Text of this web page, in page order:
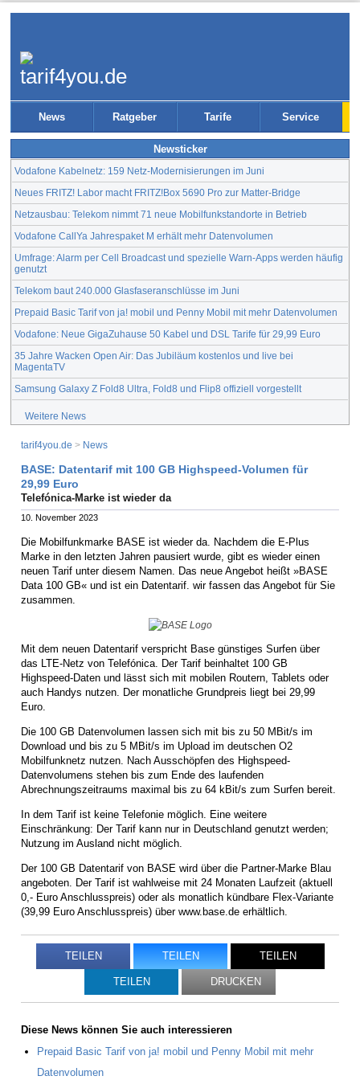
News Ratgeber Tarife Service
Newsticker
Vodafone Kabelnetz: 159 Netz-Modernisierungen im Juni
Neues FRITZ! Labor macht FRITZ!Box 5690 Pro zur Matter-Bridge
Netzausbau: Telekom nimmt 71 neue Mobilfunkstandorte in Betrieb
Vodafone CallYa Jahrespaket M erhält mehr Datenvolumen
Umfrage: Alarm per Cell Broadcast und spezielle Warn-Apps werden häufig
genutzt
Telekom baut 240.000 Glasfaseranschlüsse im Juni
Prepaid Basic Tarif von ja! mobil und Penny Mobil mit mehr Datenvolumen
Vodafone: Neue GigaZuhause 50 Kabel und DSL Tarife für 29,99 Euro
35 Jahre Wacken Open Air: Das Jubiläum kostenlos und live bei
MagentaTV
Samsung Galaxy Z Fold8 Ultra, Fold8 und Flip8 offiziell vorgestellt
Weitere News
tarif4you.de > News
BASE: Datentarif mit 100 GB Highspeed-Volumen für
29,99 Euro
Telefónica-Marke ist wieder da
10. November 2023
Die Mobilfunkmarke BASE ist wieder da. Nachdem die E-Plus
Marke in den letzten Jahren pausiert wurde, gibt es wieder einen
neuen Tarif unter diesem Namen. Das neue Angebot heißt »BASE
Data 100 GB« und ist ein Datentarif. wir fassen das Angebot für Sie
zusammen.
Mit dem neuen Datentarif verspricht Base günstiges Surfen über
das LTE-Netz von Telefónica. Der Tarif beinhaltet 100 GB
Highspeed-Daten und lässt sich mit mobilen Routern, Tablets oder
auch Handys nutzen. Der monatliche Grundpreis liegt bei 29,99
Euro.
Die 100 GB Datenvolumen lassen sich mit bis zu 50 MBit/s im
Download und bis zu 5 MBit/s im Upload im deutschen O2
Mobilfunknetz nutzen. Nach Ausschöpfen des Highspeed-
Datenvolumens stehen bis zum Ende des laufenden
Abrechnungszeitraums maximal bis zu 64 kBit/s zum Surfen bereit.
In dem Tarif ist keine Telefonie möglich. Eine weitere
Einschränkung: Der Tarif kann nur in Deutschland genutzt werden;
Nutzung im Ausland nicht möglich.
Der 100 GB Datentarif von BASE wird über die Partner-Marke Blau
angeboten. Der Tarif ist wahlweise mit 24 Monaten Laufzeit (aktuell
0,- Euro Anschlusspreis) oder als monatlich kündbare Flex-Variante
(39,99 Euro Anschlusspreis) über www.base.de erhältlich.
TEILEN TEILEN TEILEN
TEILEN DRUCKEN
Diese News können Sie auch interessieren
Prepaid Basic Tarif von ja! mobil und Penny Mobil mit mehr
Datenvolumen